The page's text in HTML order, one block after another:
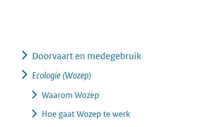
Doorvaart en medegebruik
Ecologie (Wozep)
Waarom Wozep
Hoe gaat Wozep te werk